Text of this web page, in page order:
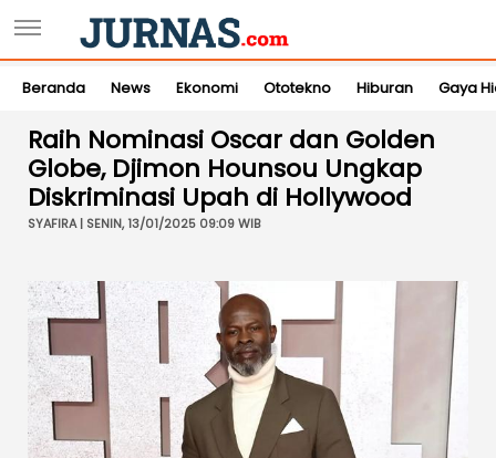
Beranda News Ekonomi Ototekno Hiburan Gaya
Raih Nominasi Oscar dan Golden
Globe, Djimon Hounsou Ungkap
Diskriminasi Upah di Hollywood
SYAFIRA | SENIN, 13/01/2025 09:09 WIB